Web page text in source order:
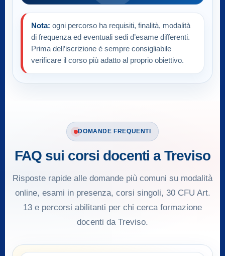
Nota: ogni percorso ha requisiti, finalità, modalità
di frequenza ed eventuali sedi d’esame differenti.
Prima dell’iscrizione è sempre consigliabile
verificare il corso più adatto al proprio obiettivo.
DOMANDE FREQUENTI
FAQ sui corsi docenti a Treviso
Risposte rapide alle domande più comuni su modalità
online, esami in presenza, corsi singoli, 30 CFU Art.
13 e percorsi abilitanti per chi cerca formazione
docenti da Treviso.